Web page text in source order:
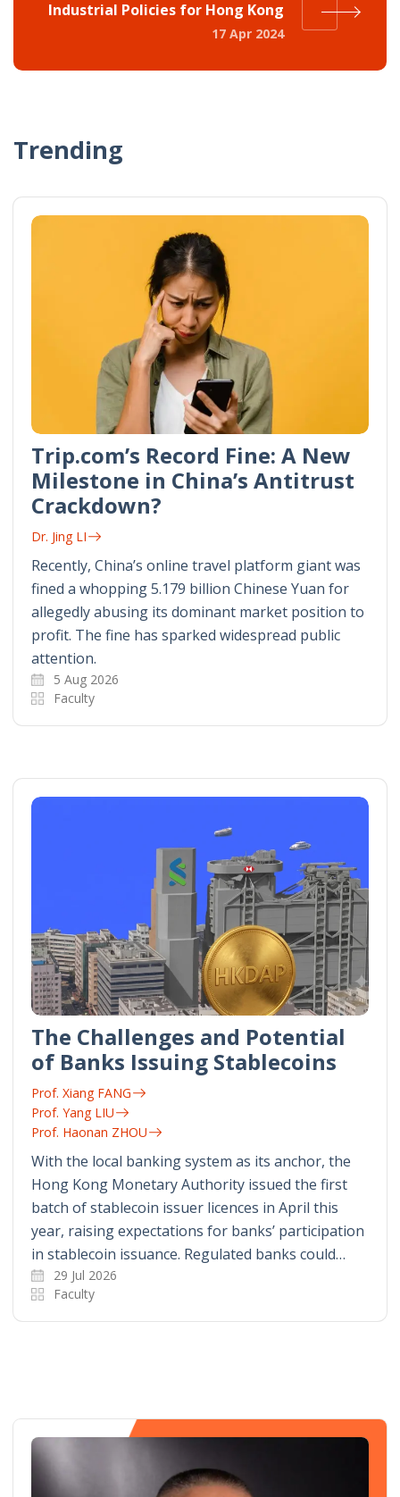
Industrial Policies for Hong Kong
17 Apr 2024
Trending
Trip.com’s Record Fine: A New
Milestone in China’s Antitrust
Crackdown?
Dr. Jing LI
Recently, China’s online travel platform giant was
fined a whopping 5.179 billion Chinese Yuan for
allegedly abusing its dominant market position to
profit. The fine has sparked widespread public
attention.
5 Aug 2026
Faculty
The Challenges and Potential
of Banks Issuing Stablecoins
Prof. Xiang FANG
Prof. Yang LIU
Prof. Haonan ZHOU
With the local banking system as its anchor, the
Hong Kong Monetary Authority issued the first
batch of stablecoin issuer licences in April this
year, raising expectations for banks’ participation
in stablecoin issuance. Regulated banks could…
29 Jul 2026
Faculty